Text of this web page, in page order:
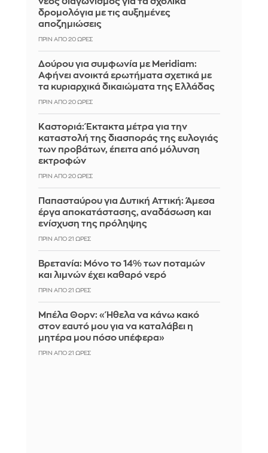
δρομολόγια με τις αυξημένες
αποζημιώσεις
ΠΡΙΝ ΑΠΌ 20 ΏΡΕΣ
Δούρου για συμφωνία με Meridiam:
Αφήνει ανοικτά ερωτήματα σχετικά με
τα κυριαρχικά δικαιώματα της Ελλάδας
ΠΡΙΝ ΑΠΌ 20 ΏΡΕΣ
Καστοριά: Έκτακτα μέτρα για την
καταστολή της διασποράς της ευλογιάς
των προβάτων, έπειτα από μόλυνση
εκτροφών
ΠΡΙΝ ΑΠΌ 20 ΏΡΕΣ
Παπασταύρου για Δυτική Αττική: Άμεσα
έργα αποκατάστασης, αναδάσωση και
ενίσχυση της πρόληψης
ΠΡΙΝ ΑΠΌ 21 ΏΡΕΣ
Βρετανία: Μόνο το 14% των ποταμών
και λιμνών έχει καθαρό νερό
ΠΡΙΝ ΑΠΌ 21 ΏΡΕΣ
Μπέλα Θορν: «Ήθελα να κάνω κακό
στον εαυτό μου για να καταλάβει η
μητέρα μου πόσο υπέφερα»
ΠΡΙΝ ΑΠΌ 21 ΏΡΕΣ